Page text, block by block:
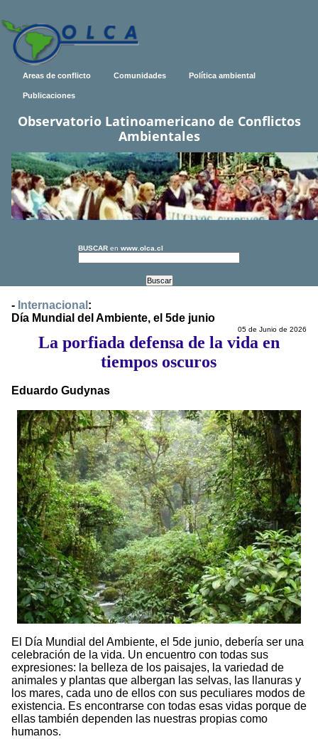
Areas de conflicto Comunidades Política ambiental
Publicaciones
Observatorio Latinoamericano de Conflictos
Ambientales
BUSCAR en www.olca.cl
- Internacional :
Día Mundial del Ambiente, el 5de junio
05 de Junio de 2026
La porfiada defensa de la vida en
tiempos oscuros
Eduardo Gudynas
El Día Mundial del Ambiente, el 5de junio, debería ser una
celebración de la vida. Un encuentro con todas sus
expresiones: la belleza de los paisajes, la variedad de
animales y plantas que albergan las selvas, las llanuras y
los mares, cada uno de ellos con sus peculiares modos de
existencia. Es encontrarse con todas esas vidas porque de
ellas también dependen las nuestras propias como
humanos.